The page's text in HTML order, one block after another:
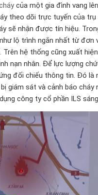
của một gia đình vang
theo dõi trực tuyến của trụ
sẽ nhận được tín hiệu.
lộ trình ngắn nhất từ đơn
Trên hệ thống cũng xuất
nạn nhân. Để lực lượng
đối chiếu thông tin. Đó là
giám sát và cảnh báo cháy
công ty cổ phần ILS